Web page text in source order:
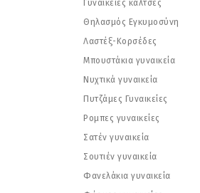
Γυναικείες κάλτσες
Θηλασμός Εγκυμοσύνη
Λαστέξ-Κορσέδες
Μπουστάκια γυναικεία
Νυχτικά γυναικεία
Πυτζάμες Γυναικείες
Ρομπες γυναικείες
Σατέν γυναικεία
Σουτιέν γυναικεία
Φανελάκια γυναικεία